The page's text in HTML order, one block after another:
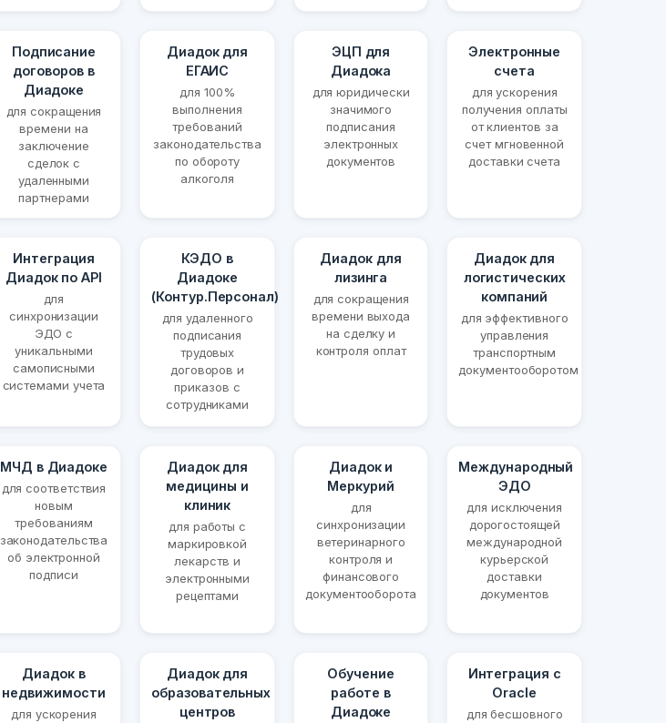
Подписание
договоров в
Диадоке
для сокращения
времени на
заключение
сделок с
удаленными
партнерами
Диадок для
ЕГАИС
для 100%
выполнения
требований
законодательства
по обороту
алкоголя
ЭЦП для
Диадока
для юридически
значимого
подписания
электронных
документов
Электронные
счета
для ускорения
получения оплаты
от клиентов за
счет мгновенной
доставки счета
Интеграция
Диадок по API
для
синхронизации
ЭДО с
уникальными
самописными
системами учета
КЭДО в
Диадоке
(Контур.Персонал)
для удаленного
подписания
трудовых
договоров и
приказов с
сотрудниками
Диадок для
лизинга
для сокращения
времени выхода
на сделку и
контроля оплат
Диадок для
логистических
компаний
для эффективного
управления
транспортным
документооборотом
МЧД в Диадоке
для соответствия
новым
требованиям
законодательства
об электронной
подписи
Диадок для
медицины и
клиник
для работы с
маркировкой
лекарств и
электронными
рецептами
Диадок и
Меркурий
для
синхронизации
ветеринарного
контроля и
финансового
документооборота
Международный
ЭДО
для исключения
дорогостоящей
международной
курьерской
доставки
документов
Диадок в
недвижимости
для ускорения
Диадок для
образовательных
центров
Обучение
работе в
Диадоке
Интеграция с
Oracle
для бесшовного